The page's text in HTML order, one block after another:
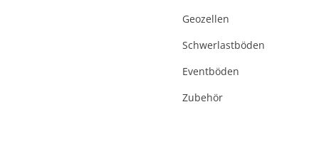
Geozellen
Schwerlastböden
Eventböden
Zubehör